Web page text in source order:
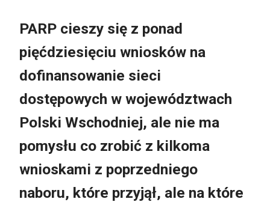
PARP cieszy się z ponad
pięćdziesięciu wniosków na
dofinansowanie sieci
dostępowych w województwach
Polski Wschodniej, ale nie ma
pomysłu co zrobić z kilkoma
wnioskami z poprzedniego
naboru, które przyjął, ale na które